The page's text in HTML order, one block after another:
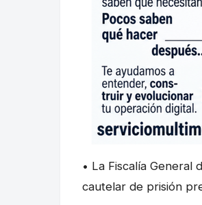
• La Fiscalía General
cautelar de prisión